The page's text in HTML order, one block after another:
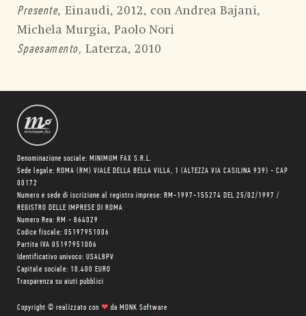
Presente, Einaudi, 2012, con Andrea Bajani,
Michela Murgia, Paolo Nori
Spaesamento, Laterza, 2010
Denominazione sociale: MINIMUM FAX S.R.L.
Sede legale: ROMA (RM) VIALE DELLA BELLA VILLA, 1 (ALTEZZA VIA CASILINA 939) - CAP
00172
Numero e sede di iscrizione al registro imprese: RM-1997-155274 DEL 25/02/1997 /
REGISTRO DELLE IMPRESE DI ROMA
Numero Rea: RM - 864029
Codice fiscale: 05197951006
Partita IVA 05197951006
Identificativo univoco: USAL8PV
Capitale sociale: 10.400 EURO
Trasparenza su aiuti pubblici
Copyright © realizzato con ❤ da MONK Software